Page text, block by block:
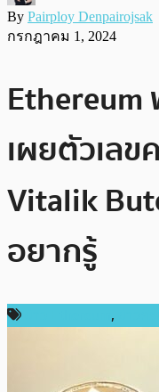
By Pairploy Denpairojsak
กรกฎาคม 1, 2024
Ethereum
เผยตัวเล
Vitalik
อยากรู้
,